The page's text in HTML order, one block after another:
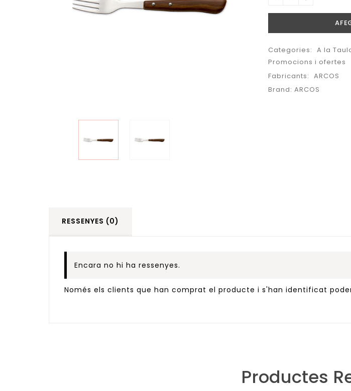
Categories: A la
Promocions i ofertes
Fabricants: ARCOS
Brand: ARCOS
RESSENYES (0)
Encara no hi ha ressenyes.
Només els clients que han comprat el producte i s'han identificat
Productes